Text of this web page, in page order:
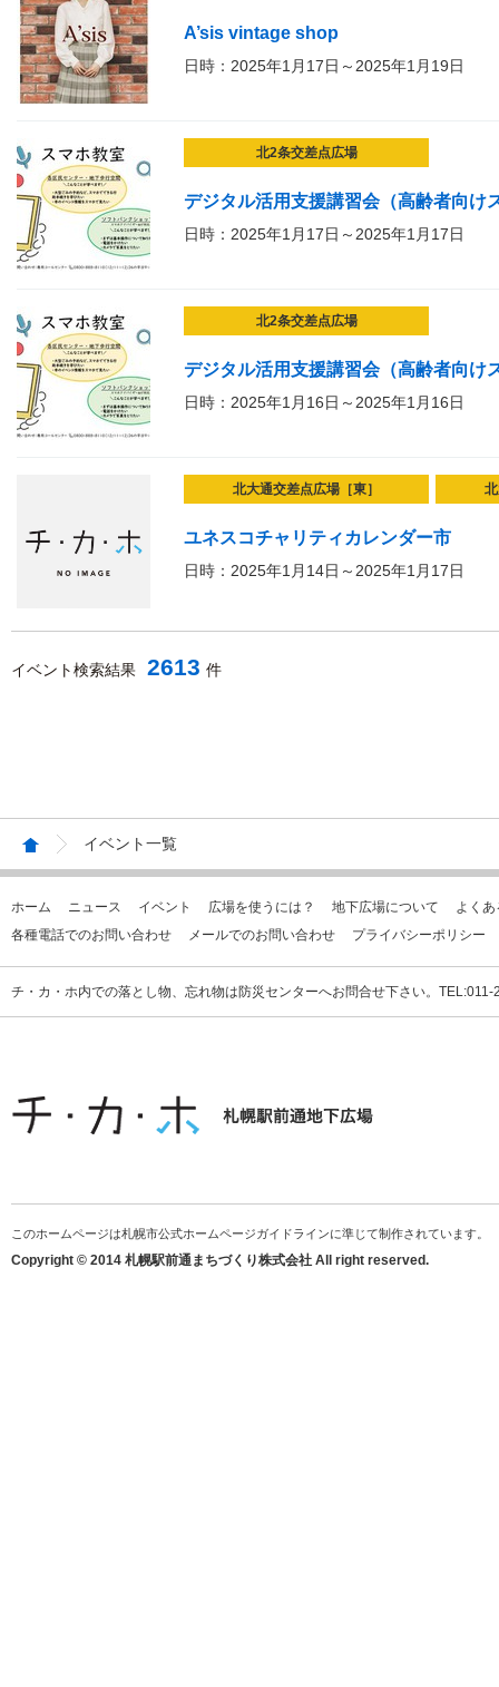
A’sis vintage shop
日時：2025年1月17日～2025年1月19日
北2条交差点広場
デジタル活用支援講習会（高齢者向け
日時：2025年1月17日～2025年1月17日
北2条交差点広場
デジタル活用支援講習会（高齢者向け
日時：2025年1月16日～2025年1月16日
北大通交差点広場［東］
ユネスコチャリティカレンダー市
日時：2025年1月14日～2025年1月17日
イベント検索結果 2613 件
イベント一覧
ホーム ニュース イベント 広場を使うには？ 地下広場について
よく
各種電話でのお問い合わせ
メールでのお問い合わせ プライバシーポリシー
チ・カ・ホ内での落とし物、忘れ物は防災センターへお問合せ下さい。
このホームページは札幌市公式ホームページガイドラインに準じて制作されています。
Copyright © 2014 札幌駅前通まちづくり株式会社 All right reserved.